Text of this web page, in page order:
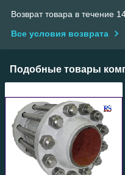
Возврат товара в течение
Все условия возврата
Подобные товары